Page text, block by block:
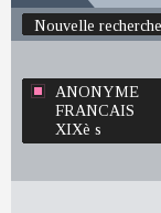
Nouvelle recherche
ANONYME
FRANCAIS
XIXè s